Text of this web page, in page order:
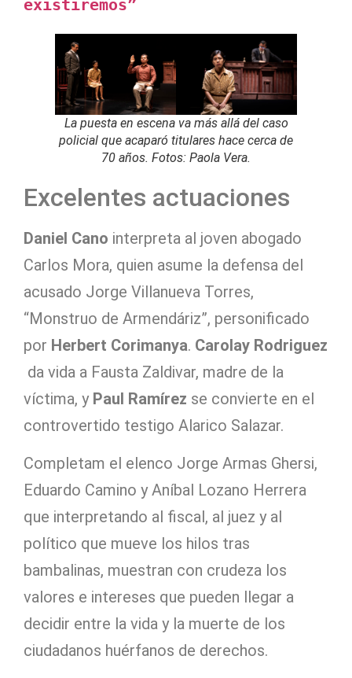
existiremos”
La puesta en escena va más allá del caso
policial que acaparó titulares hace cerca de
70 años. Fotos: Paola Vera.
Excelentes actuaciones
Daniel Cano interpreta al joven abogado
Carlos Mora, quien asume la defensa del
acusado Jorge Villanueva Torres,
“Monstruo de Armendáriz”, personificado
por Herbert Corimanya. Carolay Rodriguez
da vida a Fausta Zaldivar, madre de la
víctima, yPaul Ramírez se convierte en el
controvertido testigo Alarico Salazar.
Completam el elenco Jorge Armas Ghersi,
Eduardo Camino y Aníbal Lozano Herrera
que interpretando al fiscal, al juez y al
político que mueve los hilos tras
bambalinas, muestran con crudeza los
valores e intereses que pueden llegar a
decidir entre la vida y la muerte de los
ciudadanos huérfanos de derechos.